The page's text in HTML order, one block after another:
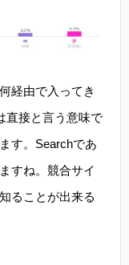
経由で入ってき
直接と言う意味で
す。Searchであ
すね。競合サイ
ることが出来る